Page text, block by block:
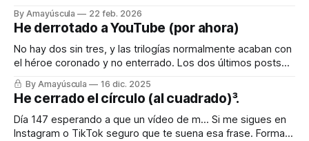
para engañar a mi cerebro, que es como la piedra de Sísifo,
todos los días empujándolo para que cuando llega el
By Amayúscula 22 feb. 2026
He derrotado a YouTube (por ahora)
No hay dos sin tres, y las trilogías normalmente acaban con
el héroe coronado y no enterrado. Los dos últimos posts
fueron sobre la batalla imposible e inacabable contra
YouTube, que injustamente había tirado mi canal principal y,
con ello, varias decenas de canales que habían relacionado
conmigo (incluido uno
By Amayúscula 16 dic. 2025
He cerrado el círculo (al cuadrado)³.
Día 147 esperando a que un vídeo de m… Si me sigues en
Instagram o TikTok seguro que te suena esa frase. Forma